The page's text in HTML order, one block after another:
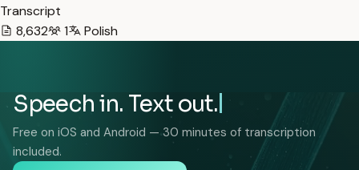
Transcript
8,632
1 Polish
Speech in. Text out.
Free on iOS and Android — 30 minutes of transcription
included.